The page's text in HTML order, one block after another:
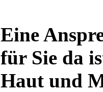
Eine
für Sie da
Haut und